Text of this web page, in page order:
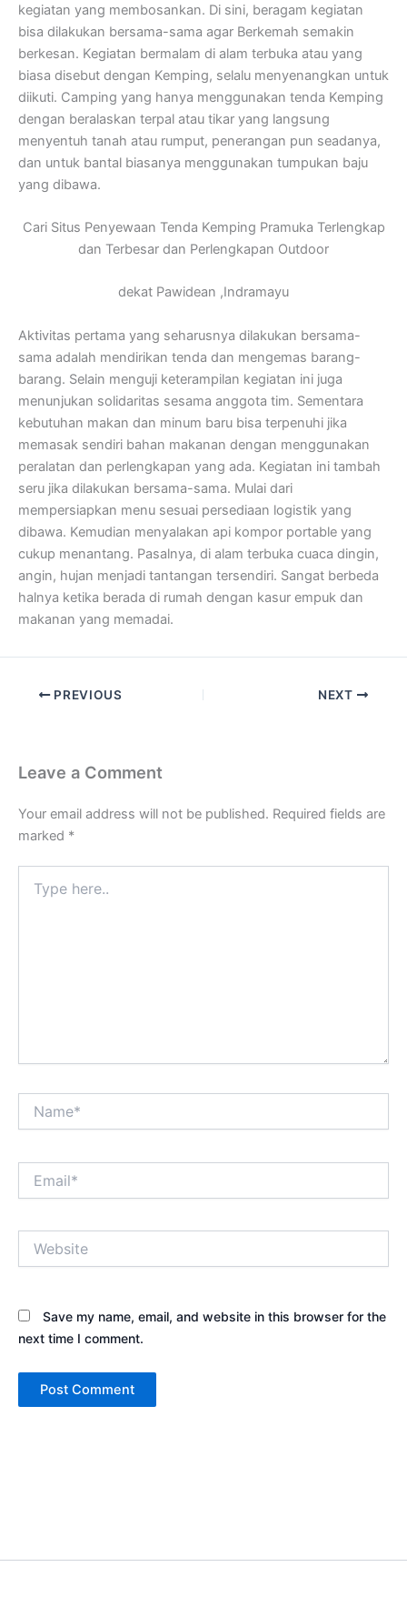
kegiatan yang membosankan. Di sini, beragam kegiatan
bisa dilakukan bersama-sama agar Berkemah semakin
berkesan. Kegiatan bermalam di alam terbuka atau yang
biasa disebut dengan Kemping, selalu menyenangkan untuk
diikuti. Camping yang hanya menggunakan tenda Kemping
dengan beralaskan terpal atau tikar yang langsung
menyentuh tanah atau rumput, penerangan pun seadanya,
dan untuk bantal biasanya menggunakan tumpukan baju
yang dibawa.
Cari Situs Penyewaan Tenda Kemping Pramuka Terlengkap
dan Terbesar dan Perlengkapan Outdoor
dekat Pawidean ,Indramayu
Aktivitas pertama yang seharusnya dilakukan bersama-
sama adalah mendirikan tenda dan mengemas barang-
barang. Selain menguji keterampilan kegiatan ini juga
menunjukan solidaritas sesama anggota tim. Sementara
kebutuhan makan dan minum baru bisa terpenuhi jika
memasak sendiri bahan makanan dengan menggunakan
peralatan dan perlengkapan yang ada. Kegiatan ini tambah
seru jika dilakukan bersama-sama. Mulai dari
mempersiapkan menu sesuai persediaan logistik yang
dibawa. Kemudian menyalakan api kompor portable yang
cukup menantang. Pasalnya, di alam terbuka cuaca dingin,
angin, hujan menjadi tantangan tersendiri. Sangat berbeda
halnya ketika berada di rumah dengan kasur empuk dan
makanan yang memadai.
PREVIOUS NEXT
Leave a Comment
Your email address will not be published. Required fields are
marked *
here..
Save my name, email, and website in this browser for the
next time I comment.